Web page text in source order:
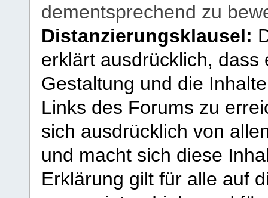
dementsprechend zu
Distanzierungsklausel:
erklärt ausdrücklich,
Gestaltung und die
Links des Forums zu
sich ausdrücklich von
und macht sich diese
Erklärung gilt für alle auf